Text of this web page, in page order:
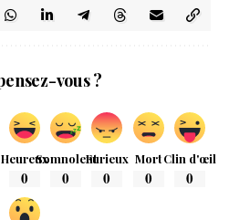
vous ?
Heureux
0
Somnolent
0
Furieux
0
Mort
0
Clin d'œil
0